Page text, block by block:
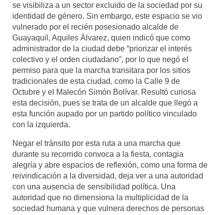
se visibiliza a un sector excluido de la sociedad por su
identidad de género. Sin embargo, este espacio se vio
vulnerado por el recién posesionado alcalde de
Guayaquil, Aquiles Álvarez, quien indicó que como
administrador de la ciudad debe “priorizar el interés
colectivo y el orden ciudadano”, por lo que negó el
permiso para que la marcha transitara por los sitios
tradicionales de esta ciudad, como la Calle 9 de
Octubre y el Malecón Simón Bolívar. Resultó curiosa
esta decisión, pues se trata de un alcalde que llegó a
esta función aupado por un partido político vinculado
con la izquierda.
Negar el tránsito por esta ruta a una marcha que
durante su recorrido convoca a la fiesta, contagia
alegría y abre espacios de reflexión, como una forma de
reivindicación a la diversidad, deja ver a una autoridad
con una ausencia de sensibilidad política. Una
autoridad que no dimensiona la multiplicidad de la
sociedad humana y que vulnera derechos de personas